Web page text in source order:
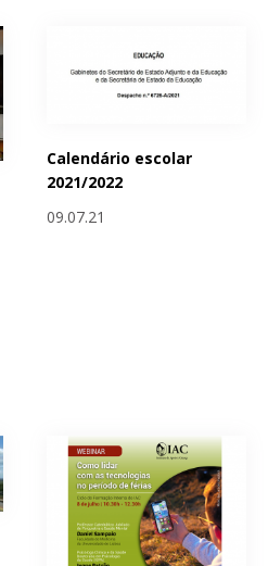
Calendário escolar
2021/2022
09.07.21